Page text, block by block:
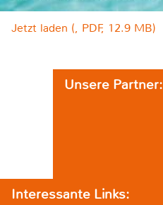
Jetzt laden (, PDF, 12.9 MB)
Unsere Partner:
Interessante Links: